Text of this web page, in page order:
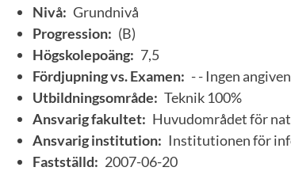
Nivå: Grundnivå
Progression: (B)
Högskolepoäng: 7,5
Fördjupning vs. Examen: - - Ingen angiven
Utbildningsområde: Teknik 100%
Ansvarig fakultet: Huvudområdet för
Ansvarig institution: Institutionen för
Fastställd: 2007-06-20